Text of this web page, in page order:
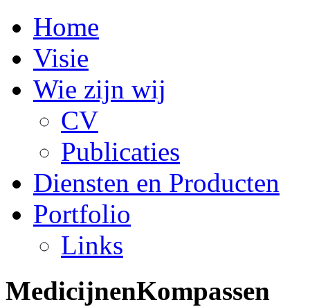
Home
Visie
Wie zijn wij
CV
Publicaties
Diensten en Producten
Portfolio
Links
MedicijnenKompassen